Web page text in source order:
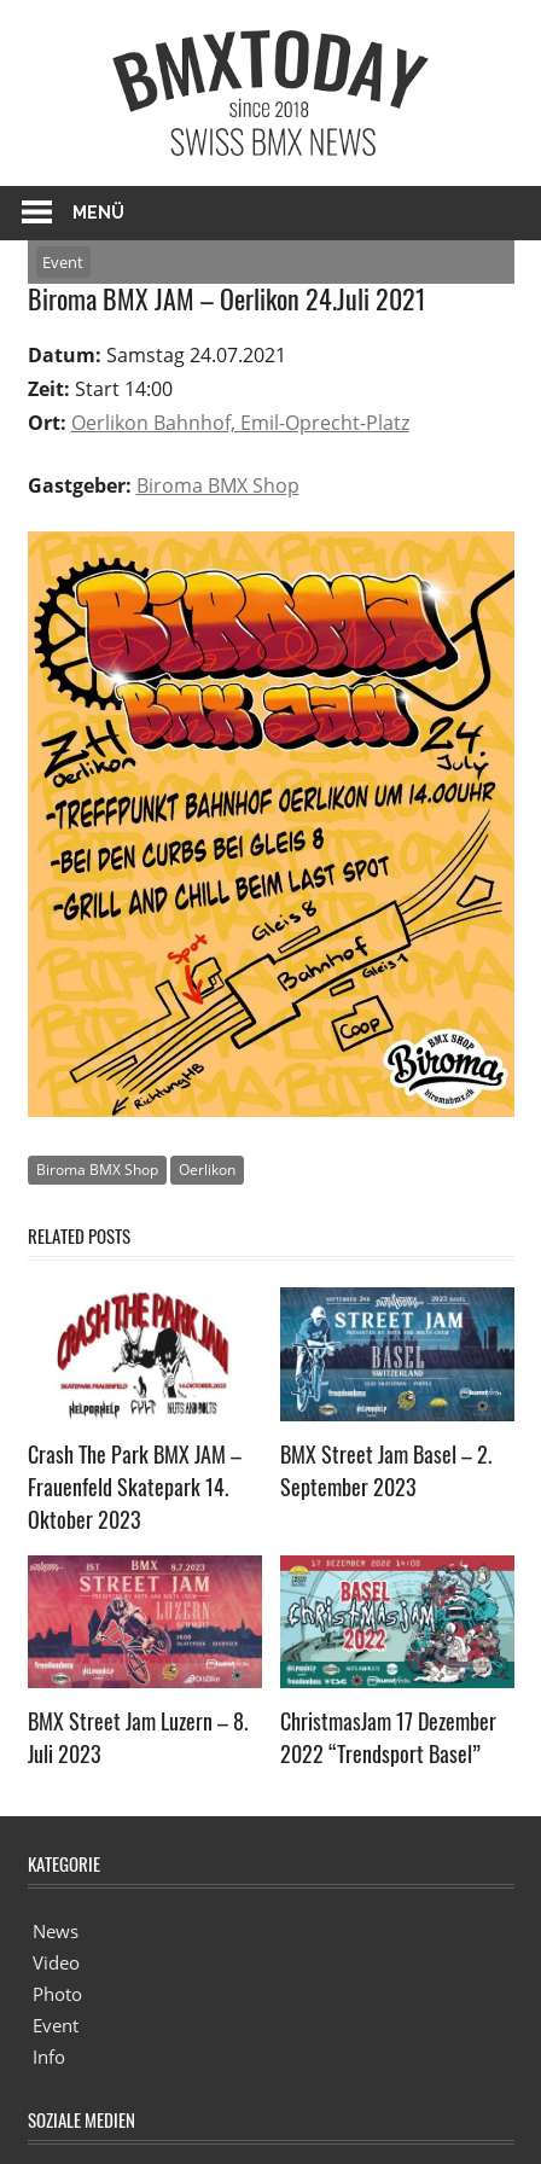
MENÜ
Event
Biroma BMX JAM – Oerlikon 24.Juli 2021
Datum: Samstag 24.07.2021
Zeit: Start 14:00
Ort: Oerlikon Bahnhof, Emil-Oprecht-Platz
Gastgeber: Biroma BMX Shop
Biroma BMX Shop Oerlikon
RELATED POSTS
Crash The Park BMX JAM –
Frauenfeld Skatepark 14.
Oktober 2023
BMX Street Jam Basel – 2.
September 2023
BMX Street Jam Luzern – 8.
Juli 2023
ChristmasJam 17 Dezember
2022 “Trendsport Basel”
KATEGORIE
News
Video
Photo
Event
Info
SOZIALE MEDIEN